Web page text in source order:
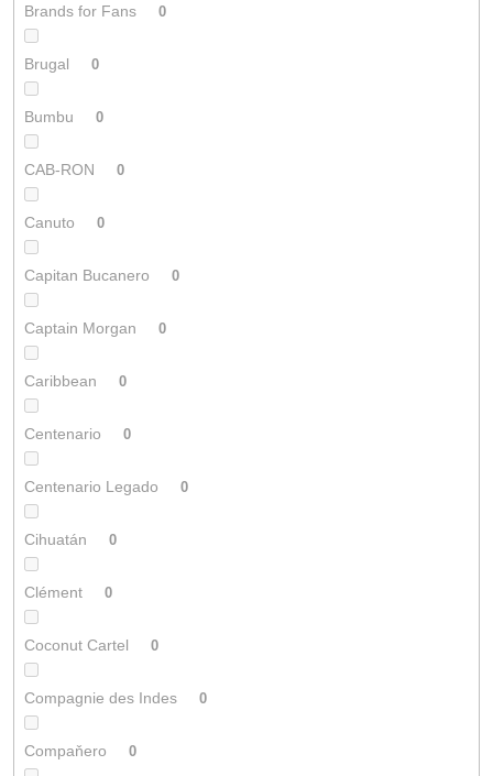
Brands for Fans 0
Brugal 0
Bumbu 0
CAB-RON 0
Canuto 0
Capitan Bucanero 0
Captain Morgan 0
Caribbean 0
Centenario 0
Centenario Legado 0
Cihuatán 0
Clément 0
Coconut Cartel 0
Compagnie des Indes 0
Compaňero 0